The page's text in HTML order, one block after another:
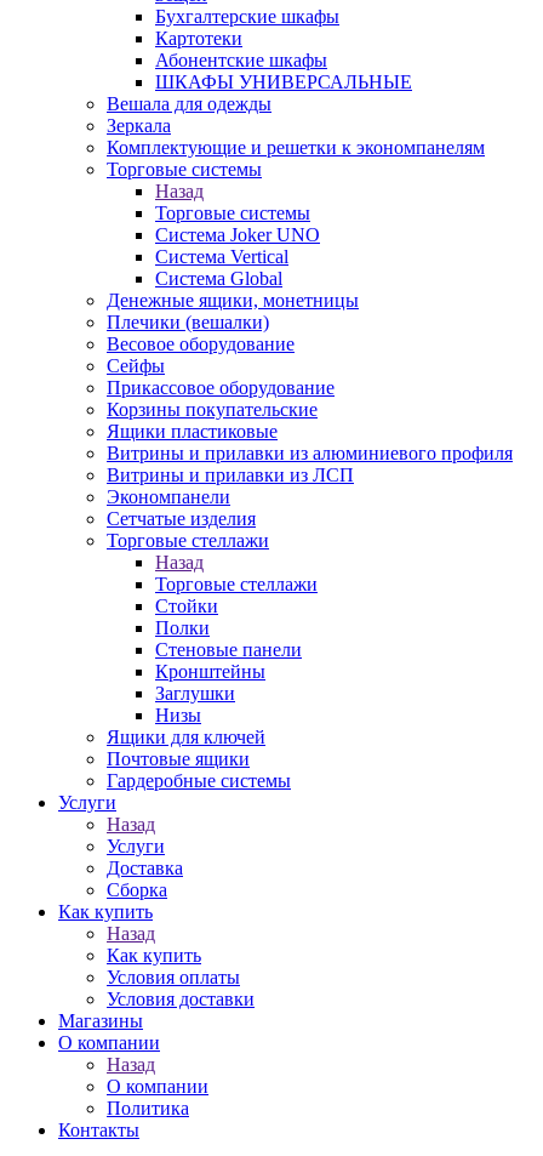
Бухгалтерские шкафы
Картотеки
Абонентские шкафы
ШКАФЫ УНИВЕРСАЛЬНЫЕ
Вешала для одежды
Зеркала
Комплектующие и решетки к экономпанелям
Торговые системы
Назад
Торговые системы
Система Joker UNO
Система Vertical
Система Global
Денежные ящики, монетницы
Плечики (вешалки)
Весовое оборудование
Сейфы
Прикассовое оборудование
Корзины покупательские
Ящики пластиковые
Витрины и прилавки из алюминиевого профиля
Витрины и прилавки из ЛСП
Экономпанели
Сетчатые изделия
Торговые стеллажи
Назад
Торговые стеллажи
Стойки
Полки
Стеновые панели
Кронштейны
Заглушки
Низы
Ящики для ключей
Почтовые ящики
Гардеробные системы
Услуги
Назад
Услуги
Доставка
Сборка
Как купить
Назад
Как купить
Условия оплаты
Условия доставки
Магазины
О компании
Назад
О компании
Политика
Контакты